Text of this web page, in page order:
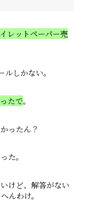
レットペーパー売
しかない。
たで。
ったん？
た。
けど、解答がない
んわけ。